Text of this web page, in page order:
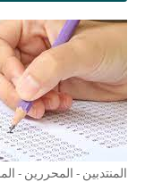
المنتدبين - المحررين -